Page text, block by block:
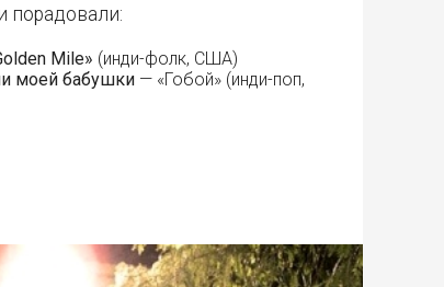
Mile» (инди-фолк, США)
моей бабушки— «Гобой» (инди-поп,